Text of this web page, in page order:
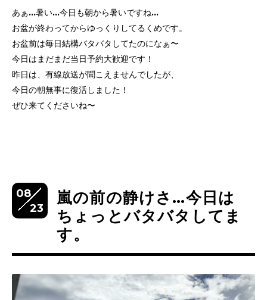
あぁ…暑い…今日も朝から暑いですね…
お盆が終わってからゆっくりしてるくめです。
お盆前は毎日結構バタバタしてたのになぁ〜
今日はまだまだ当日予約大歓迎です！
昨日は、有線放送が聞こえませんでしたが、
今日の朝無事に復活しました！
ぜひ来てくださいね〜
08
23
嵐の前の静けさ…今日は
ちょっとバタバタしてま
す。